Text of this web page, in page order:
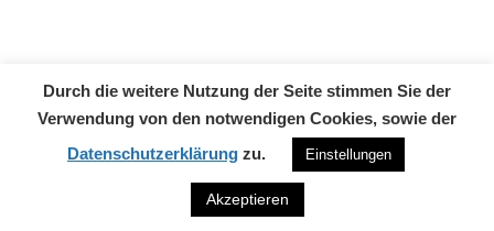
Datenschutzerklärung Impressum Kontakt
Neve| Präsentiert von WordPress
Durch die weitere Nutzung der Seite stimmen Sie der
Verwendung von den notwendigen Cookies, sowie der
Datenschutzerklärung zu. Einstellungen
Akzeptieren